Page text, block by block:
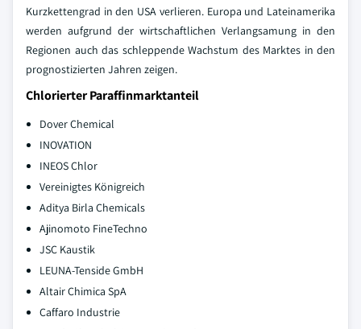
Kurzkettengrad in den USA verlieren. Europa und Lateinamerika
werden aufgrund der wirtschaftlichen Verlangsamung in den
Regionen auch das schleppende Wachstum des Marktes in den
prognostizierten Jahren zeigen.
Chlorierter Paraffinmarktanteil
Dover Chemical
INOVATION
INEOS Chlor
Vereinigtes Königreich
Aditya Birla Chemicals
Ajinomoto FineTechno
JSC Kaustik
LEUNA-Tenside GmbH
Altair Chimica SpA
Caffaro Industrie